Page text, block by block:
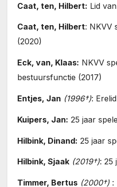
Caat, ten, Hilbert: Lid
Caat, ten, Hilbert: NKVV
(2020)
Eck, van, Klaas: NKVV
bestuursfunctie (2017)
Entjes, Jan (1996†): Erelid
Kuipers, Jan: 25 jaar
Hilbink, Dinand: 25 jaar
Hilbink, Sjaak (2019†): 25
Timmer, Bertus (2000†) :